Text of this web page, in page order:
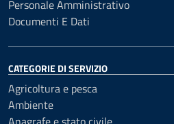
Personale Amministrativo
Documenti E Dati
CATEGORIE DI SERVIZIO
Agricoltura e pesca
Ambiente